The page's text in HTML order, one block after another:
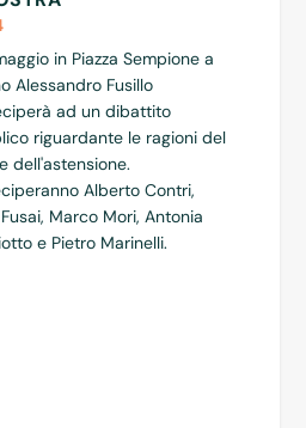
in Piazza Sempione a
Alessandro Fusillo
ad un dibattito
riguardante le ragioni del
dell'astensione.
Alberto Contri,
Marco Mori, Antonia
e Pietro Marinelli.